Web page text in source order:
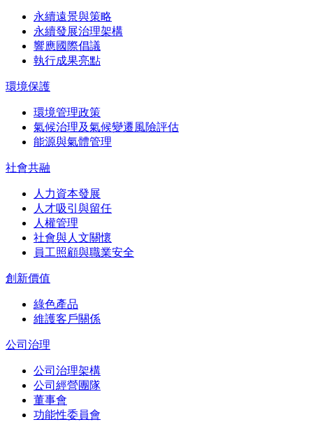
永續遠景與策略
永續發展治理架構
響應國際倡議
執行成果亮點
環境保護
環境管理政策
氣候治理及氣候變遷風險評估
能源與氣體管理
社會共融
人力資本發展
人才吸引與留任
人權管理
社會與人文關懷
員工照顧與職業安全
創新價值
綠色產品
維護客戶關係
公司治理
公司治理架構
公司經營團隊
董事會
功能性委員會